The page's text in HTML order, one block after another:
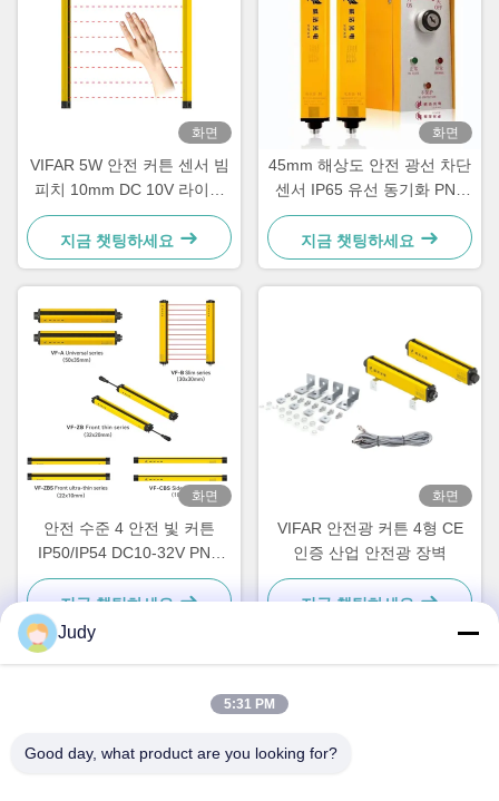
화면
VIFAR 5W 안전 커튼 센서 빔
피치 10mm DC 10V 라이트
커튼 음소거 센서
지금 챗팅하세요
화면
45mm 해상도 안전 광선 차단
센서 IP65 유선 동기화 PNP
NPN 10 적외선 광선 커튼
지금 챗팅하세요
화면
안전 수준 4 안전 빛 커튼
IP50/IP54 DC10-32V PNP
NPN 산업 안전 빛 장
Aluminum Housing 10-40mm
해상도 30m 탐지 범위 CE 인
지금 챗팅하세요
화면
VIFAR 안전광 커튼 4형 CE
인증 산업 안전광 장벽
지금 챗팅하세요
Judy
5:31 PM
Good day, what product are you looking for?